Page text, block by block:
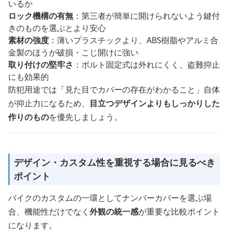
いるか
ロック機構の有無 ：第三者が簡単に開けられないよう鍵付
きのものを選ぶとより安心
素材の強度 ：薄いプラスチックより、ABS樹脂やアルミ合
金製のほうが破損・こじ開けに強い
取り付けの堅牢さ ：ボルト固定式は外れにくく、盗難抑止
にも効果的
防犯用途では「見た目でカバーの存在がわかること」自体
が抑止力になるため、 目立つデザインよりもしっかりした
作りのものを優先しましょう。
デザイン・カスタム性を重視する場合に見るべき
ポイント
バイクのカスタムの一環としてナンバーカバーを選ぶ場
合、機能性だけでなく 外観の統一感が重要な比較ポイント
になります。